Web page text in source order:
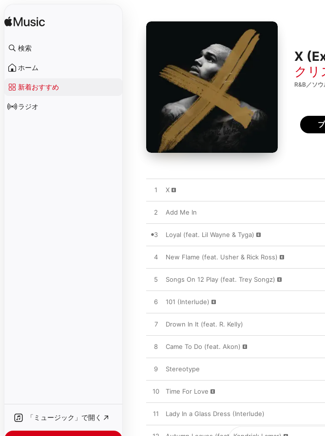
検索
ホーム
新着おすすめ
ラジオ
「ミュージック」で開く
X
クリ
R&B／ソウ
1 X
2 Add Me In
3 Loyal (feat. Lil Wayne & Tyga)
4 New Flame (feat. Usher & Rick Ross)
5 Songs On 12 Play (feat. Trey Songz)
6 101 (Interlude)
7 Drown In It (feat. R. Kelly)
8 Came To Do (feat. Akon)
9 Stereotype
10 Time For Love
11 Lady In a Glass Dress (Interlude)